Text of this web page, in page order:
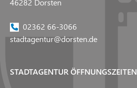
46282 Dorsten
02362 66-3066
stadtagentur@dorsten.de
STADTAGENTUR ÖFFNUNGSZEITEN